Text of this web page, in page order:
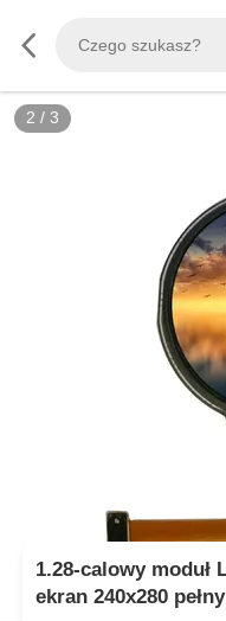
2 / 3
1.28-calowy moduł
ekran 240x280